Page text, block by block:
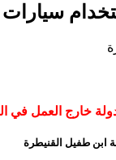
ابن طفيل القنيطرة